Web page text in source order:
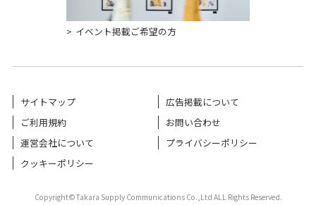
イベント掲載ご希望の方
サイトマップ
広告掲載について
ご利用規約
お問い合わせ
運営会社について
プライバシーポリシー
クッキーポリシー
Copyright©Takara Supply Communications Co.,Ltd ALL Rights Reserved.